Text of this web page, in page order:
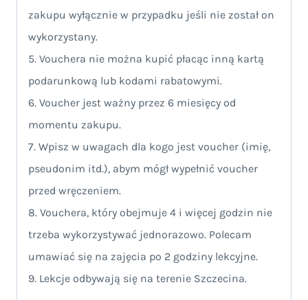
zakupu wyłącznie w przypadku jeśli nie został on
wykorzystany.
5. Vouchera nie można kupić płacąc inną kartą
podarunkową lub kodami rabatowymi.
6. Voucher jest ważny przez 6 miesięcy od
momentu zakupu.
7. Wpisz w uwagach dla kogo jest voucher (imię,
pseudonim itd.), abym mógł wypełnić voucher
przed wręczeniem.
8. Vouchera, który obejmuje 4 i więcej godzin nie
trzeba wykorzystywać jednorazowo. Polecam
umawiać się na zajęcia po 2 godziny lekcyjne.
9. Lekcje odbywają się na terenie Szczecina.